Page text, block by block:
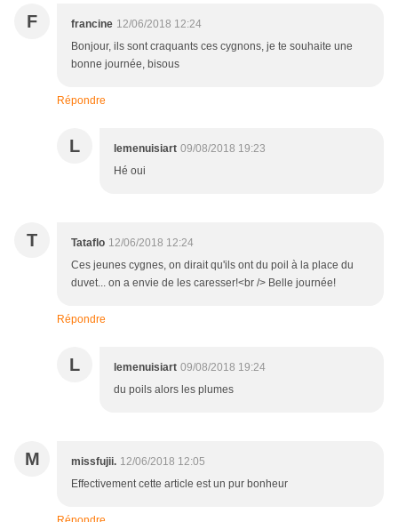
F francine 12/06/2018 12:24
Bonjour, ils sont craquants ces cygnons, je te souhaite une
bonne journée, bisous
Répondre
L lemenuisiart 09/08/2018 19:23
Hé oui
T Tataflo 12/06/2018 12:24
Ces jeunes cygnes, on dirait qu'ils ont du poil à la place du
duvet... on a envie de les caresser!<br /> Belle journée!
Répondre
L lemenuisiart 09/08/2018 19:24
du poils alors les plumes
M missfujii. 12/06/2018 12:05
Effectivement cette article est un pur bonheur